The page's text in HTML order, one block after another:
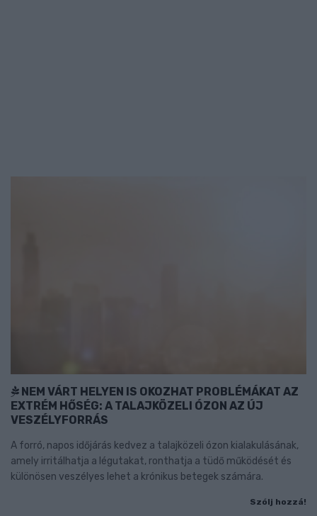
NEM VÁRT HELYEN IS OKOZHAT PROBLÉMÁKAT AZ
EXTRÉM HŐSÉG: A TALAJKÖZELI ÓZON AZ ÚJ
VESZÉLYFORRÁS
A forró, napos időjárás kedvez a talajközeli ózon kialakulásának,
amely irritálhatja a légutakat, ronthatja a tüdő működését és
különösen veszélyes lehet a krónikus betegek számára.
Szólj hozzá!